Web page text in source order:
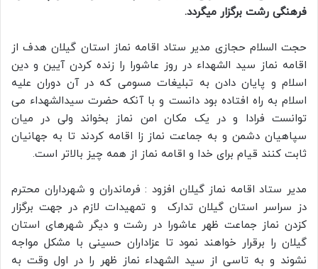
فرهنگی رشت برگزار میگردد.
حجت السلام حجازی مدیر ستاد اقامه نماز استان گیلان هدف از
اقامه نماز سید الشهداء در روز عاشورا را زنده کردن آیین و دین
اسلام و پایان دادن به تبلیغات مسومی که در آن دوران علیه
اسلام به راه افتاده بود دانست و با آنکه حضرت سیدالشهداء می
توانست فرادا و در یک مکان امن نماز بخواند ولی در میان
سپاهیان دشمن و به جماعت نماز زا اقامه کردند تا به جهانیان
ثابت کنند قیام برای خدا و اقامه نماز از همه چیز بالاتر است.
مدیر ستاد اقامه نماز گیلان افزود : فرماندران و شهرداران محترم
دز سراسر استان گیلان تدارک و تمهیدات لازم در جهت برگزار
کزدن نماز جماعت ظهر عاشورا در رشت و دیگر شهرهای استان
گیلان را برقرار خواهند نمود تا عزاداران حسینی با مشکل مواجه
نشوند و به تاسی از سید الشهداء نماز ظهر را در اول وقت به